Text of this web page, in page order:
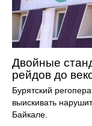
Двойные
рейдов до
Бурятский
выискивать
Байкале.